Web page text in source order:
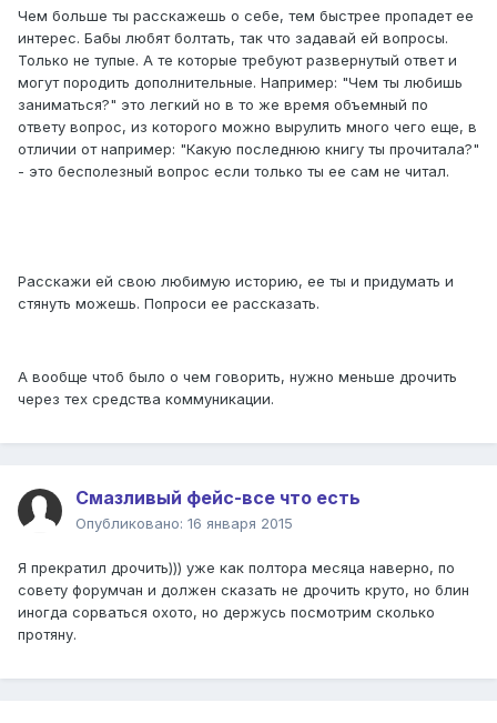
Чем больше ты расскажешь о себе, тем быстрее пропадет ее
интерес. Бабы любят болтать, так что задавай ей вопросы.
Только не тупые. А те которые требуют развернутый ответ и
могут породить дополнительные. Например: "Чем ты любишь
заниматься?" это легкий но в то же время объемный по
ответу вопрос, из которого можно вырулить много чего еще, в
отличии от например: "Какую последнюю книгу ты прочитала?"
- это бесполезный вопрос если только ты ее сам не читал.
Расскажи ей свою любимую историю, ее ты и придумать и
стянуть можешь. Попроси ее рассказать.
А вообще чтоб было о чем говорить, нужно меньше дрочить
через тех средства коммуникации.
Смазливый фейс-все что есть
Опубликовано: 16 января 2015
Я прекратил дрочить))) уже как полтора месяца наверно, по
совету форумчан и должен сказать не дрочить круто, но блин
иногда сорваться охото, но держусь посмотрим сколько
протяну.